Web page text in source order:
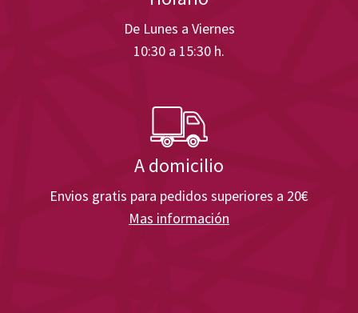
De Lunes a Viernes
10:30 a 15:30 h.
A domicilio
Envios gratis para pedidos superiores a 20€
Mas información